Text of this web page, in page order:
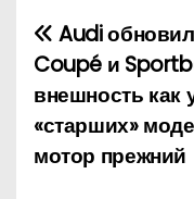
Н
а
в
Audi
Coupé и
внешность как
«старших»
мотор прежний